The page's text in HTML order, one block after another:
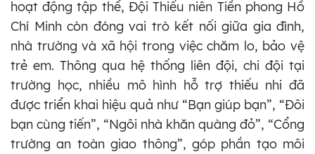
hoạt động tập thể, Đội Thiếu niên Tiền phong Hồ
Chí Minh còn đóng vai trò kết nối giữa gia đình,
nhà trường và xã hội trong việc chăm lo, bảo vệ
trẻ em. Thông qua hệ thống liên đội, chi đội tại
trường học, nhiều mô hình hỗ trợ thiếu nhi đã
được triển khai hiệu quả như “Bạn giúp bạn”, “Đôi
bạn cùng tiến”, “Ngôi nhà khăn quàng đỏ”, “Cổng
trường an toàn giao thông”, góp phần tạo môi